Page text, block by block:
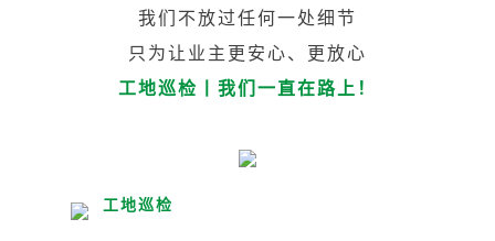
我们不放过任何一处细节
只为让业主更安心、更放心
工地巡检丨我们一直在路上 ！
工地巡检